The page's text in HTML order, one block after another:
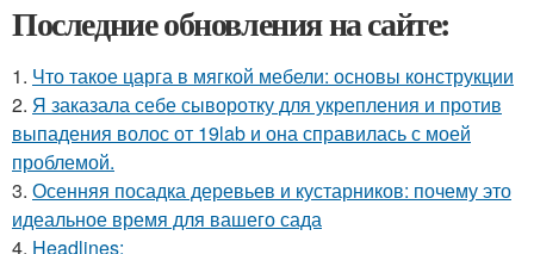
Последние обновления на сайте:
1. Что такое царга в мягкой мебели: основы конструкции
2. Я заказала себе сыворотку для укрепления и против
выпадения волос от 19lab и она справилась с моей
проблемой.
3. Осенняя посадка деревьев и кустарников: почему это
идеальное время для вашего сада
4. Headlines: